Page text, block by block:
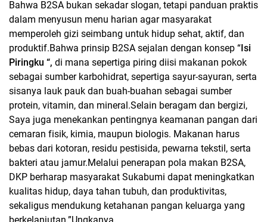
Bahwa B2SA bukan sekadar slogan, tetapi panduan praktis
dalam menyusun menu harian agar masyarakat
memperoleh gizi seimbang untuk hidup sehat, aktif, dan
produktif.Bahwa prinsip B2SA sejalan dengan konsep “ Isi
Piringku “, di mana sepertiga piring diisi makanan pokok
sebagai sumber karbohidrat, sepertiga sayur-sayuran, serta
sisanya lauk pauk dan buah-buahan sebagai sumber
protein, vitamin, dan mineral.Selain beragam dan bergizi,
Saya juga menekankan pentingnya keamanan pangan dari
cemaran fisik, kimia, maupun biologis. Makanan harus
bebas dari kotoran, residu pestisida, pewarna tekstil, serta
bakteri atau jamur.Melalui penerapan pola makan B2SA,
DKP berharap masyarakat Sukabumi dapat meningkatkan
kualitas hidup, daya tahan tubuh, dan produktivitas,
sekaligus mendukung ketahanan pangan keluarga yang